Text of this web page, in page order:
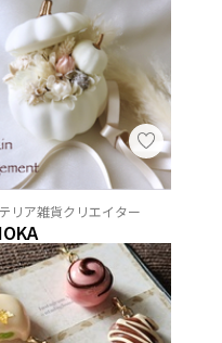
リア雑貨クリエイター